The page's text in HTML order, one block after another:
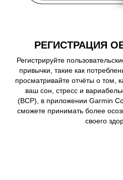
РЕГИСТРАЦИЯ
Регистрируйте
привычки, такие как
просматривайте отчёты о том,
ваш сон, стресс и
(ВСР), в приложении Garmin
сможете принимать более
своего